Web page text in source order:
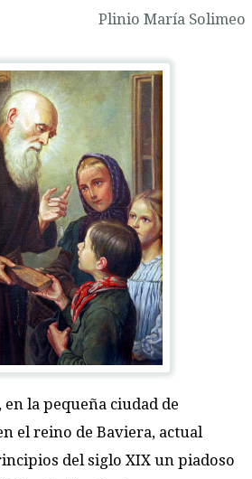
Plinio María Solimeo
la pequeña ciudad de
el reino de Baviera, actual
del siglo XIX un piadoso